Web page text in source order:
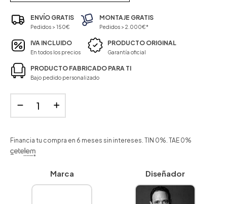
ENVÍO GRATIS
Pedidos > 150€
MONTAJE GRATIS
Pedidos > 2.000€*
IVA INCLUIDO
En todos los precios
PRODUCTO ORIGINAL
Garantía oficial
PRODUCTO FABRICADO PARA TI
Bajo pedido personalizado
Financia tu compra en 6 meses sin intereses. TIN 0%. TAE 0%
Marca Diseñador